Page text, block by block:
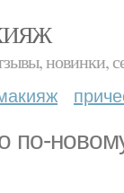
новинки,